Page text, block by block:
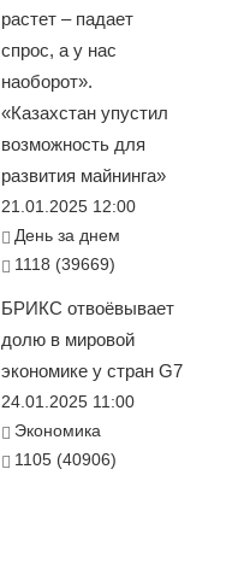
растет – падает
спрос, а у нас
наоборот».
«Казахстан упустил
возможность для
развития майнинга»
21.01.2025 12:00
День за днем
1118 (39669)
БРИКС отвоёвывает
долю в мировой
экономике у стран G7
24.01.2025 11:00
Экономика
1105 (40906)